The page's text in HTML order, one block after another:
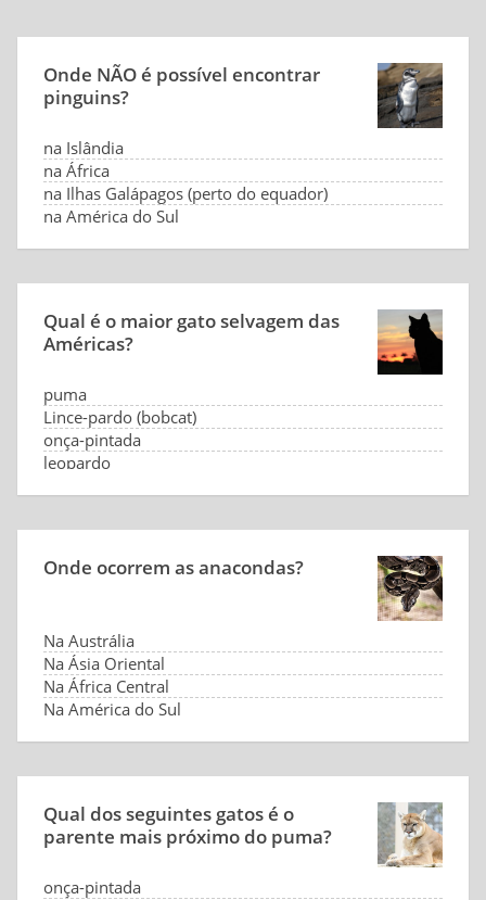
Onde NÃO é possível encontrar
pinguins?
na Islândia
na África
na Ilhas Galápagos (perto do equador)
na América do Sul
Qual é o maior gato selvagem das
Américas?
puma
Lince-pardo (bobcat)
onça-pintada
leopardo
Onde ocorrem as anacondas?
Na Austrália
Na Ásia Oriental
Na África Central
Na América do Sul
Qual dos seguintes gatos é o
parente mais próximo do puma?
onça-pintada